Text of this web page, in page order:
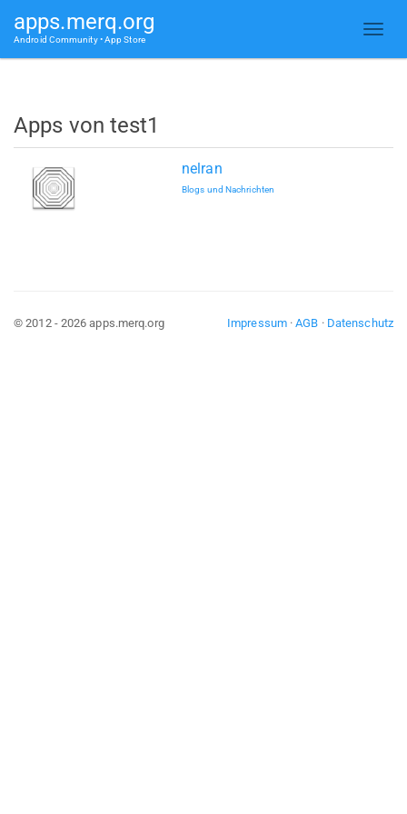
apps.merq.org
Android Community • App Store
Apps von test1
nelran
Blogs und Nachrichten
Impressum·AGB · Datenschutz
© 2012 - 2026 apps.merq.org